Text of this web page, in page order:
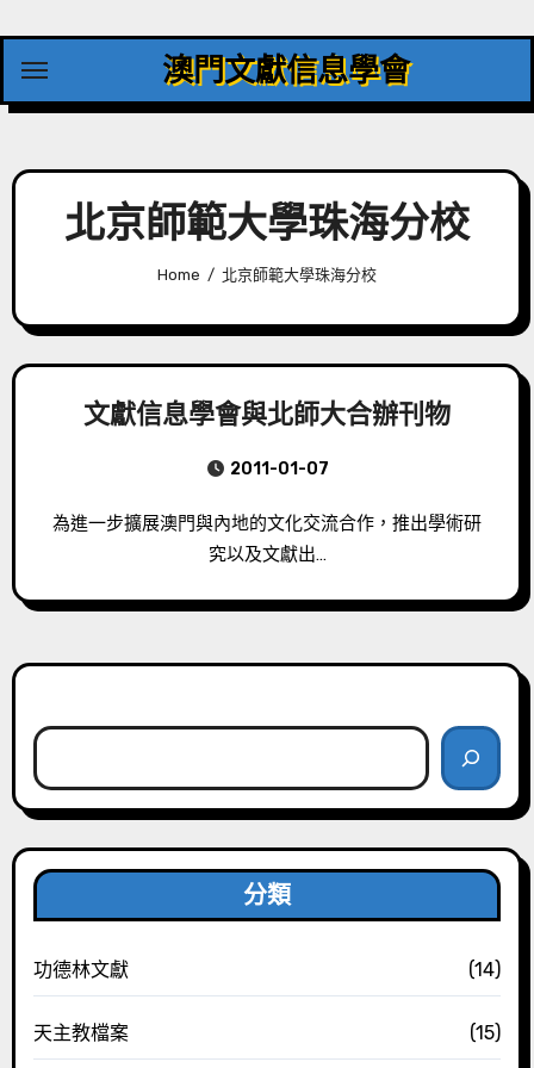
content
澳門文獻信息學會
北京師範大學珠海分校
Home 北京師範大學珠海分校
文獻信息學會與北師大合辦刊物
2011-01-07
為進一步擴展澳門與內地的文化交流合作，推出學術研
究以及文獻出…
分類
功德林文獻 (14)
天主教檔案 (15)